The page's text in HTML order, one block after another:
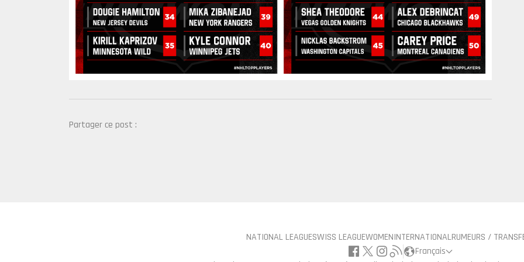
Partager ce post :
NATIONAL LEAGUESWISS LEAGUEWOMENINTERNATIONALRUMEURS /
Français